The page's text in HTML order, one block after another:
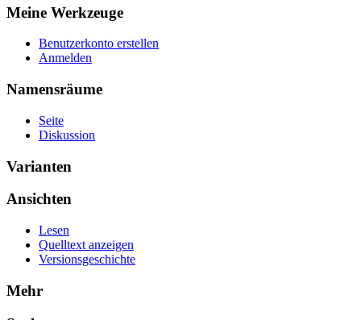
Meine Werkzeuge
Benutzerkonto erstellen
Anmelden
Namensräume
Seite
Diskussion
Varianten
Ansichten
Lesen
Quelltext anzeigen
Versionsgeschichte
Mehr